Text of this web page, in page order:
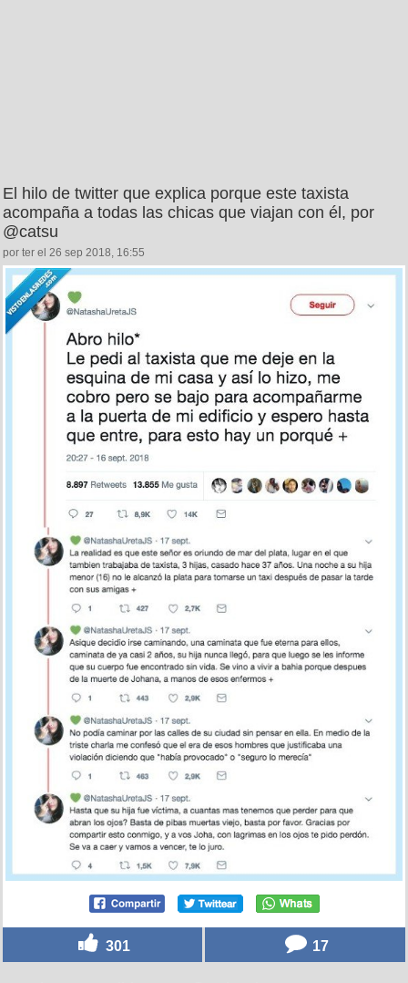
El hilo de twitter que explica porque este taxista
acompaña a todas las chicas que viajan con él, por
@catsu
por ter el 26 sep 2018, 16:55
301 17